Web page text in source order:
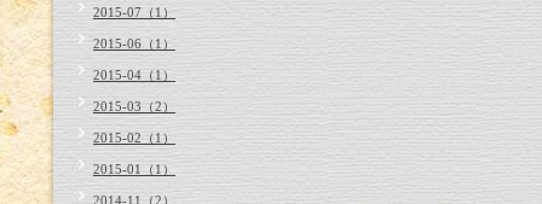
2015-07（1）
2015-06（1）
2015-04（1）
2015-03（2）
2015-02（1）
2015-01（1）
2014-11（2）